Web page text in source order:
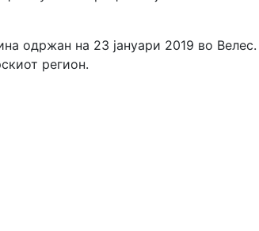
одржан на 23 јануари 2019 во
регион.